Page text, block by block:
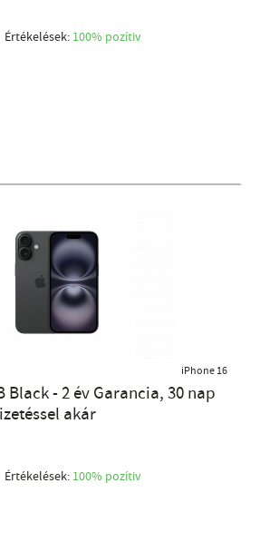
Értékelések: 100% pozítiv
iPhone 16
Black - 2 év Garancia, 30 nap
akár
Értékelések: 100% pozítiv